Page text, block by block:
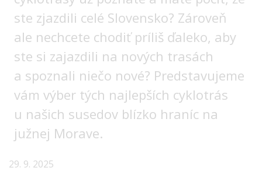
ste zjazdili celé Slovensko? Zároveň
ale nechcete chodiť príliš ďaleko, aby
ste si zajazdili na nových trasách
a spoznali niečo nové? Predstavujeme
vám výber tých najlepších cyklotrás
u našich susedov blízko hraníc na
južnej Morave.
29. 9. 2025